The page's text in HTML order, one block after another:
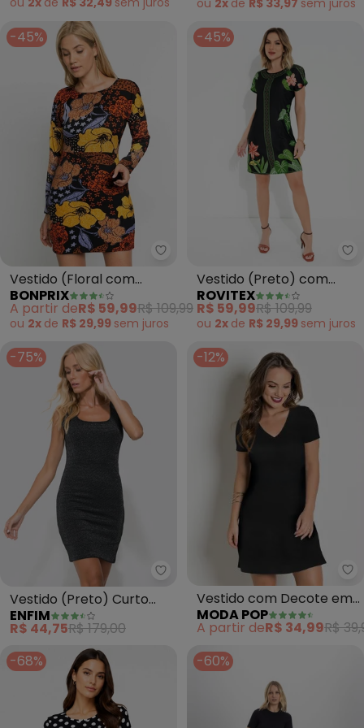
-45%
bonprix - Vestido (Floral com
Vestido (Floral com
Folhagens)
BONPRIX
A partir deR$ 59,99R$ 109,99
ou 2x de R$ 29,99 sem juros
-45%
Vestido (Preto) com
Mangas Curtas Rovitex
ROVITEX
R$ 59,99R$ 109,99
ou 2x de R$ 29,99 sem juros
-75%
Enfim - Vestido (Preto) Curto
Vestido (Preto) Curto
Justo em Lurex
ENFIM
R$ 44,75R$ 179,00
-12%
Vestido com Decote em
V (Preto)
MODA POP
A partir deR$ 34,99R$
-68%
-60%